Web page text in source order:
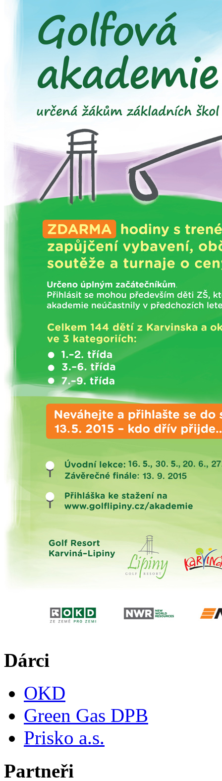
Dárci
OKD
Green Gas DPB
Prisko a.s.
Partneři